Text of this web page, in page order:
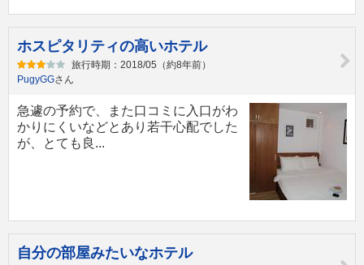
ホスピタリティの高いホテル
旅行時期：2018/05（約8年前）
PugyGGさん
急遽の予約で、また口コミに入口がわ
かりにくいなどとあり若干心配でした
が、とても良...
自分の部屋みたいなホテル